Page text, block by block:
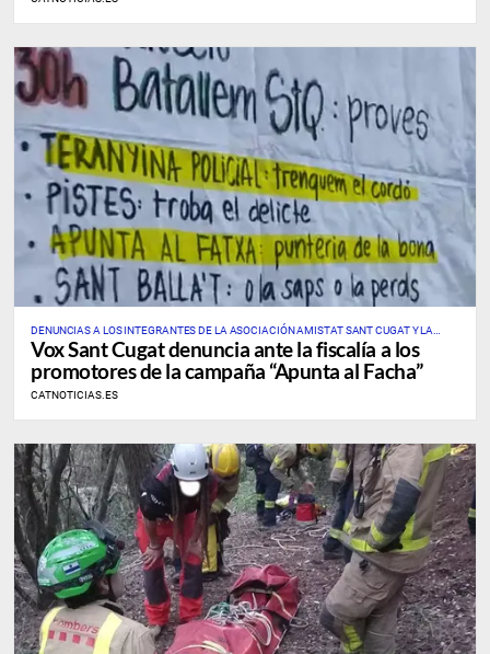
DENUNCIAS A LOS INTEGRANTES DE LA ASOCIACIÓN AMISTAT SANT CUGAT Y LA
ORGANIZACIÓN ARRAN, POR LA GIMCANA “APUNTA AL FACHA” DEL 15 DE FEBRERO
Vox Sant Cugat denuncia ante la fiscalía a los
promotores de la campaña “Apunta al Facha”
CATNOTICIAS.ES